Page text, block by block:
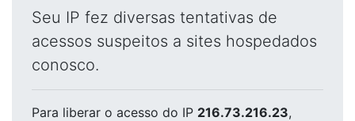
Seu IP fez diversas tentativas de
acessos suspeitos a sites hospedados
conosco.
Para liberar o acesso do IP 216.73.216.23,